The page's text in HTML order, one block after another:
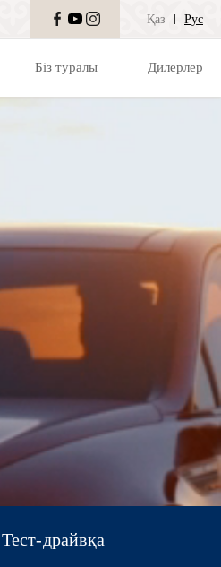
Қаз Рус
Біз туралы Дилерлер
Тест-драйвқа